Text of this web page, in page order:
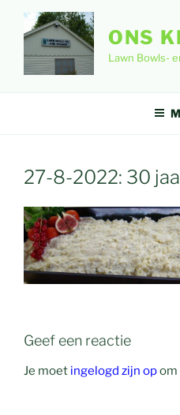
inhoud
ONS
Lawn Bowls-
27-8-2022: 30
Geef een reactie
Je moet ingelogd zijn opom